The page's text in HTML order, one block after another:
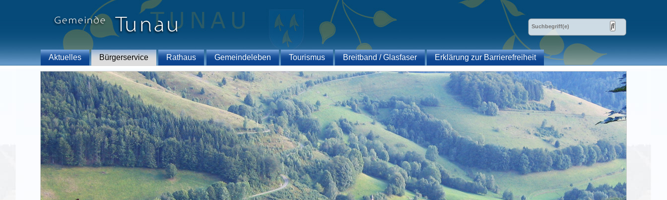
Aktuelles Bürgerservice Rathaus Gemeindeleben Tourismus Breitband / Glasfaser Erklärung zur Barrierefreiheit